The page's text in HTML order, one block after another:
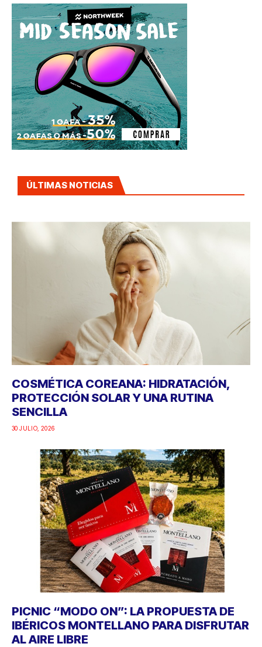
ÚLTIMAS NOTICIAS
COSMÉTICA COREANA: HIDRATACIÓN,
PROTECCIÓN SOLAR Y UNA RUTINA
SENCILLA
30 JULIO, 2026
PICNIC “MODO ON”: LA PROPUESTA DE
IBÉRICOS MONTELLANO PARA DISFRUTAR
AL AIRE LIBRE